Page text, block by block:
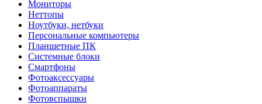
Мониторы
Неттопы
Ноутбуки, нетбуки
Персональные компьютеры
Планшетные ПК
Системные блоки
Смартфоны
Фотоаксессуары
Фотоаппараты
Фотовспышки